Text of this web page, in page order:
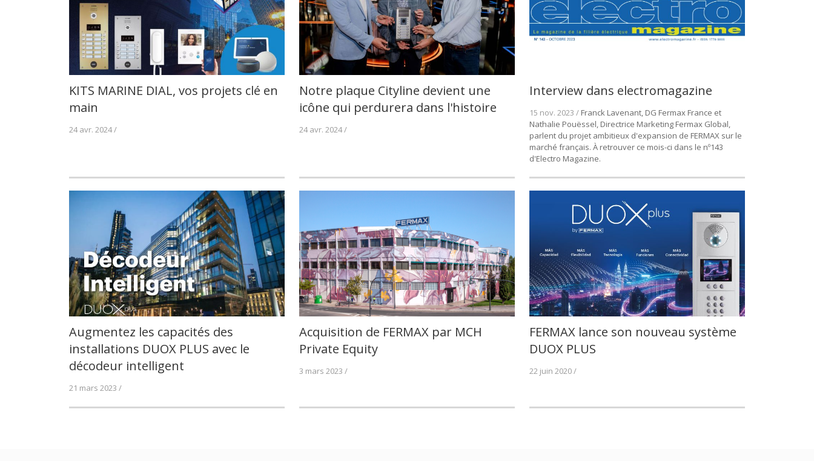
KITS MARINE DIAL, vos projets clé en
main
24 avr. 2024 /
Notre plaque Cityline devient une
icône qui perdurera dans l'histoire
24 avr. 2024 /
Interview dans electromagazine
15 nov. 2023 / Franck Lavenant, DG Fermax France et
Nathalie Pouëssel, Directrice Marketing Fermax Global,
parlent du projet ambitieux d'expansion de FERMAX sur le
marché français. À retrouver ce mois-ci dans le nº143
d'Electro Magazine.
Augmentez les capacités des
installations DUOX PLUS avec le
décodeur intelligent
21 mars 2023 /
Acquisition de FERMAX par MCH
Private Equity
3 mars 2023 /
FERMAX lance son nouveau système
DUOX PLUS
22 juin 2020 /